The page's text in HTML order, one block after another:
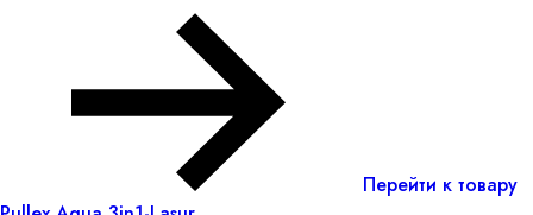
Перейти к товару